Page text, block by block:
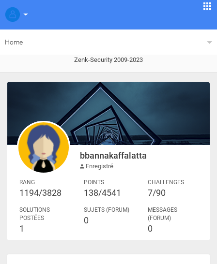
Home
Zenk-Security 2009-2023
bbannakaffalatta
Enregistré
RANG
1194/3828
POINTS
138/4541
CHALLENGES
7/90
SOLUTIONS
POSTÉES
1
SUJETS (FORUM)
0
MESSAGES
(FORUM)
0